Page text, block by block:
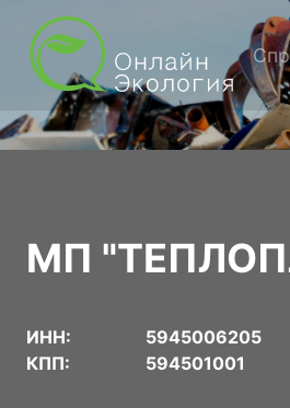
МП
ИНН:
5945006205
КПП:
594501001